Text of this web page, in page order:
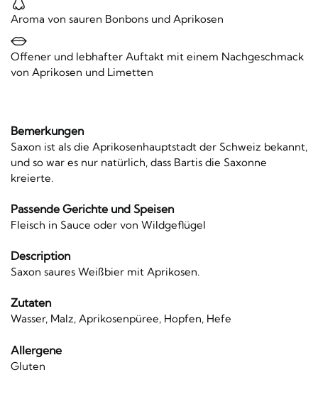
Aroma von sauren Bonbons und Aprikosen
Offener und lebhafter Auftakt mit einem Nachgeschmack
von Aprikosen und Limetten
Bemerkungen
Saxon ist als die Aprikosenhauptstadt der Schweiz bekannt,
und so war es nur natürlich, dass Bartis die Saxonne
kreierte.
Passende Gerichte und Speisen
Fleisch in Sauce oder von Wildgeflügel
Description
Saxon saures Weißbier mit Aprikosen.
Zutaten
Wasser, Malz, Aprikosenpüree, Hopfen, Hefe
Allergene
Gluten